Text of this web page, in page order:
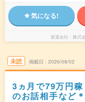
気になる!
派遣会社 株式
未読 掲載日 2026/08/02
3ヵ月で79万円
のお話相手など＊